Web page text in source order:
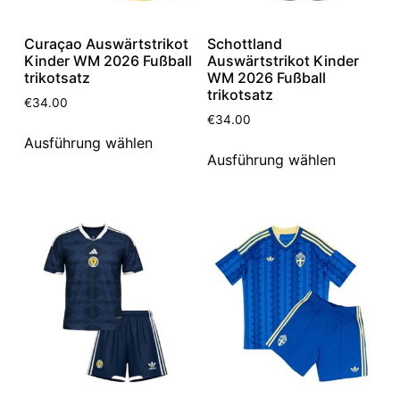
Curaçao Auswärtstrikot
Kinder WM 2026 Fußball
trikotsatz
€34.00
Ausführung wählen
Schottland
Auswärtstrikot Kinder
WM 2026 Fußball
trikotsatz
€34.00
Ausführung wählen